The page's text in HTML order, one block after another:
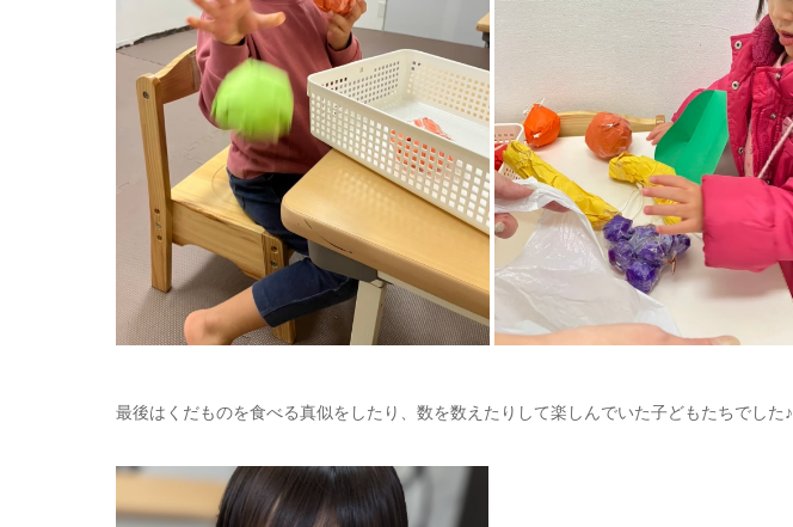
最後はくだものを食べる真似をしたり、数を数えたりして楽しんでいた子どもたちでした♪